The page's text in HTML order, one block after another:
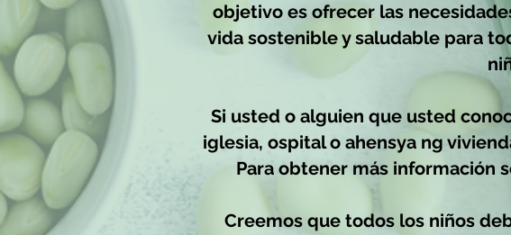
objetivo es ofrecer las
vida sostenible y saludable para
Si usted o alguien que usted
iglesia, ospital o ahensya ng
Para obtener más información
Creemos que todos los niños